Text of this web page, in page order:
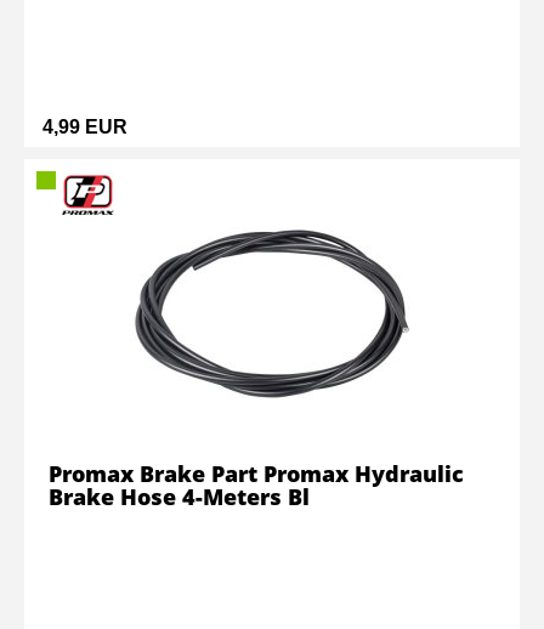
4,99 EUR
Promax Brake Part Promax Hydraulic
Brake Hose 4-Meters Bl